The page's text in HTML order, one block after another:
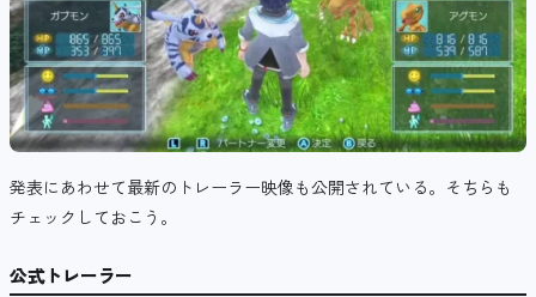
発表にあわせて最新のトレーラー映像も公開されている。そちらも
チェックしておこう。
公式トレーラー